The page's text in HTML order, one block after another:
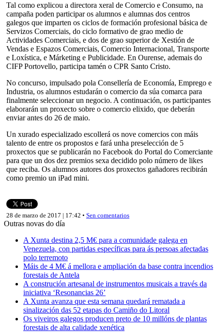
Tal como explicou a directora xeral de Comercio e Consumo, na
campaña poden participar os alumnos e alumnas dos centros
galegos que imparten os ciclos de formación profesional básica de
Servizos Comerciais, do ciclo formativo de grao medio de
Actividades Comerciais, e dos de grao superior de Xestión de
Vendas e Espazos Comerciais, Comercio Internacional, Transporte
e Loxística, e Márketing e Publicidade. En Ourense, ademais do
CIFP Portovello, participa tamén o CPR Santo Cristo.
No concurso, impulsado pola Consellería de Economía, Emprego e
Industria, os alumnos estudarán o comercio da súa comarca para
finalmente seleccionar un negocio. A continuación, os participantes
elaborarán un proxecto sobre o comercio elixido, que deberán
enviar antes do 26 de maio.
Un xurado especializado escollerá os nove comercios con máis
talento de entre os propostos e fará unha preselección de 5
proxectos que se publicarán no Facebook do Portal do Comerciante
para que un dos dez premios sexa decidido polo número de likes
que reciba. Os alumnos autores dos proxectos gañadores recibirán
como premio un iPad mini.
28 de marzo de 2017 | 17:42 • Sen comentarios
Outras novas do día
A Xunta destina 2,5 M€ para a comunidade galega en
Venezuela, con partidas específicas para ás persoas afectadas
polo terremoto
Máis de 4 M€ á mellora e ampliación da base contra incendios
forestais de Antela
A construción artesanal de instrumentos musicais a través da
iniciativa ‘Resonancias 26’
A Xunta avanza que esta semana quedará rematada a
sinalización das 52 etapas do Camiño do Litoral
Os viveiros galegos producen preto de 10 millóns de plantas
forestais de alta calidade xenética